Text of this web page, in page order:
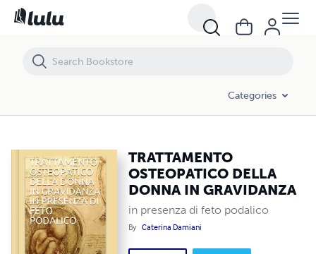
Categories
TRATTAMENTO
OSTEOPATICO DELLA
DONNA IN GRAVIDANZA
in presenza di feto podalico
By Caterina Damiani
TRATTAMENTO OSTEOPATICO DELLA DONNA IN GRAVIDANZA